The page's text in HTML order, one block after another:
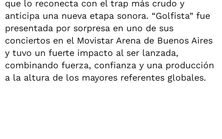
que lo reconecta con el trap más crudo y
anticipa una nueva etapa sonora. “Golfista” fue
presentada por sorpresa en uno de sus
conciertos en el Movistar Arena de Buenos Aires
y tuvo un fuerte impacto al ser lanzada,
combinando fuerza, confianza y una producción
a la altura de los mayores referentes globales.